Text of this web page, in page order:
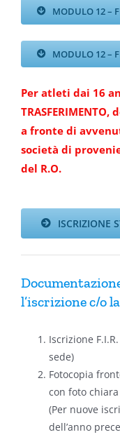
MODULO 12 –
MODULO 12 –
Per atleti dai 16
a fronte di
società di
del R.O.
ISCRIZIONE
l’iscrizione c/o
Iscrizione
sede)
Fotocopia
con foto
(Per nuove
dell’anno